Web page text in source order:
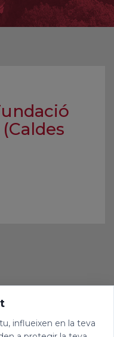
influeixen en la teva